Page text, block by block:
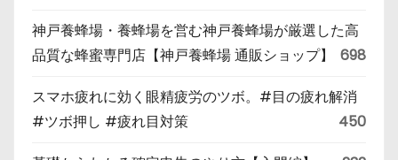
神戸養蜂場・養蜂場を営む神戸養蜂場が厳選した高
品質な蜂蜜専門店【神戸養蜂場 通販ショップ】
698
スマホ疲れに効く眼精疲労のツボ。#目の疲れ解消
#ツボ押し #疲れ目対策
450